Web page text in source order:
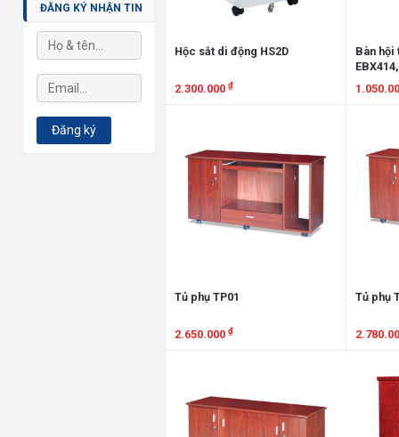
ĐĂNG KÝ NHẬN TIN
Đăng ký
Hộc sắt di động HS2D
2.300.000 ₫
Bàn hội
EBX418
Tủ phụ TP01
2.650.000 ₫
Tủ phụ